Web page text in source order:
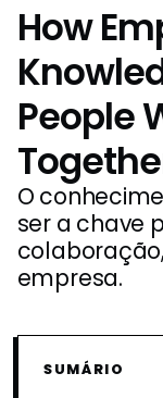
How
People
O
ser a chave
empresa.
SUMÁRIO